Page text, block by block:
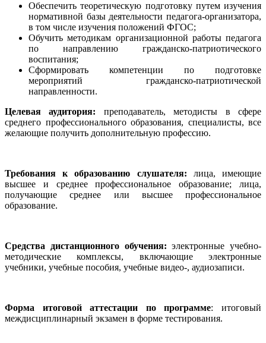
Обеспечить теоретическую подготовку путем изучения
нормативной базы деятельности педагога-организатора,
в том числе изучения положений ФГОС;
Обучить методикам организационной работы педагога
по направлению гражданско-патриотического
воспитания;
Сформировать компетенции по подготовке
мероприятий гражданско-патриотической
направленности.
Целевая аудитория: преподаватель, методисты в сфере
среднего профессионального образования, специалисты, все
желающие получить дополнительную профессию.
Требования к образованию слушателя: лица, имеющие
высшее и среднее профессиональное образование; лица,
получающие среднее или высшее профессиональное
образование.
Средства дистанционного обучения: электронные учебно-
методические комплексы, включающие электронные
учебники, учебные пособия, учебные видео-, аудиозаписи.
Форма итоговой аттестации по программе: итоговый
междисциплинарный экзамен в форме тестирования.